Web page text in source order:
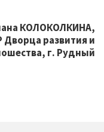
КОЛОКОЛКИНА,
Дворца развития и
г. Рудный